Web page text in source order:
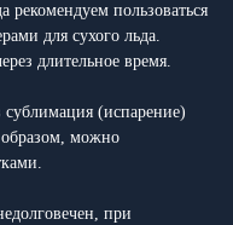
рекомендуем пользоваться
для сухого льда.
длительное время.
(испарение)
образом, можно
при